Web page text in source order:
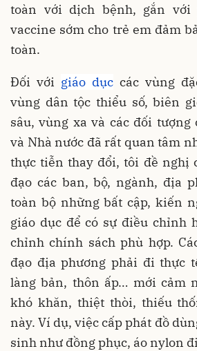
toàn với dịch bệnh, gắn với
vaccine sớm cho trẻ em đảm
toàn.
Đối với giáo dục các vùng
vùng dân tộc thiểu số, biên
sâu, vùng xa và các đối
và Nhà nước đã rất quan tâm
thực tiễn thay đổi, tôi đề nghị
đạo các ban, bộ, ngành, địa
toàn bộ những bất cập, kiến
giáo dục để có sự điều chỉnh
chỉnh chính sách phù hợp.
đạo địa phương phải đi thực
làng bản, thôn ấp… mới cảm
khó khăn, thiệt thòi, thiếu
này. Ví dụ, việc cấp phát đồ
sinh như đồng phục, áo nylon